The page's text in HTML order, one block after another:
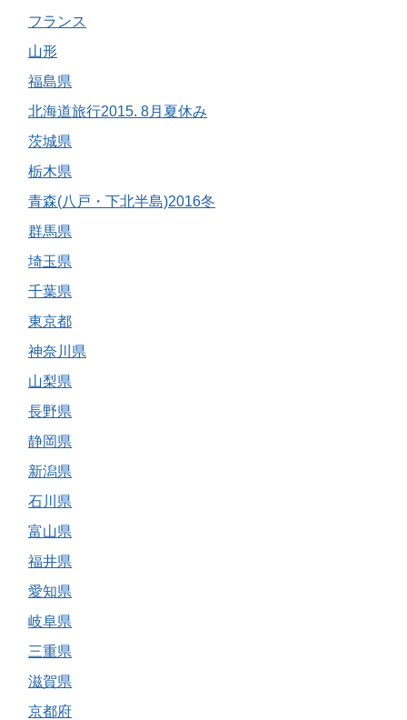
フランス
山形
福島県
北海道旅行2015. 8月夏休み
茨城県
栃木県
青森(八戸・下北半島)2016冬
群馬県
埼玉県
千葉県
東京都
神奈川県
山梨県
長野県
静岡県
新潟県
石川県
富山県
福井県
愛知県
岐阜県
三重県
滋賀県
京都府